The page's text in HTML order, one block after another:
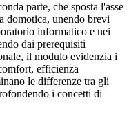
parte, che sposta l'asse
domotica, unendo brevi
informatico e nei
dai prerequisiti
il modulo evidenzia i
efficienza
le differenze tra gli
i concetti di